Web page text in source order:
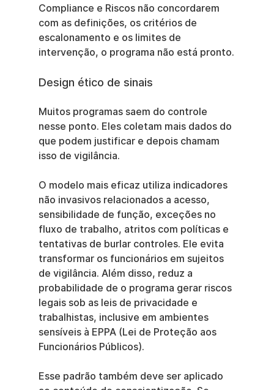
Compliance e Riscos não concordarem
com as definições, os critérios de
escalonamento e os limites de
intervenção, o programa não está pronto.
Design ético de sinais
Muitos programas saem do controle
nesse ponto. Eles coletam mais dados do
que podem justificar e depois chamam
isso de vigilância.
O modelo mais eficaz utiliza indicadores
não invasivos relacionados a acesso,
sensibilidade de função, exceções no
fluxo de trabalho, atritos com políticas e
tentativas de burlar controles. Ele evita
transformar os funcionários em sujeitos
de vigilância. Além disso, reduz a
probabilidade de o programa gerar riscos
legais sob as leis de privacidade e
trabalhistas, inclusive em ambientes
sensíveis à EPPA (Lei de Proteção aos
Funcionários Públicos).
Esse padrão também deve ser aplicado